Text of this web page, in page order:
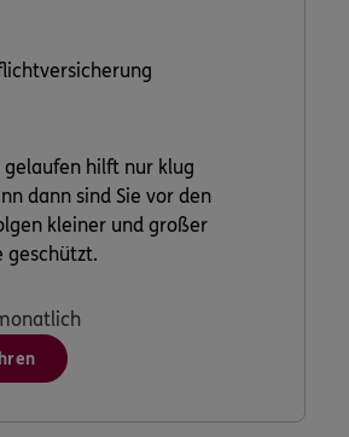
hilft nur klug
dann sind Sie vor den
kleiner und großer
geschützt.